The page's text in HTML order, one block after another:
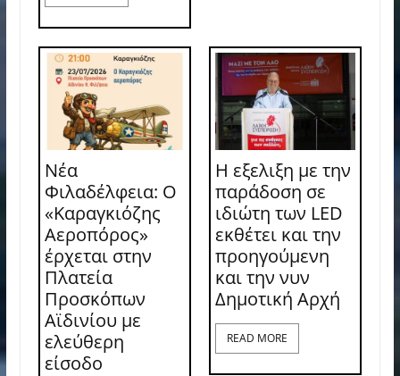
Νέα
Φιλαδέλφεια: Ο
«Καραγκιόζης
Αεροπόρος»
έρχεται στην
Πλατεία
Προσκόπων
Αϊδινίου με
ελεύθερη
είσοδο
Η εξελιξη με την
παράδοση σε
ιδιώτη των LED
εκθέτει και την
προηγούμενη
και την νυν
Δημοτική Αρχή
READ MORE